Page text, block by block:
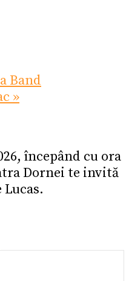
Band
»
începând cu ora
Dornei te invită